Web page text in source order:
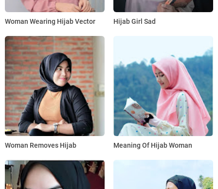
Woman Wearing Hijab Vector Hijab Girl Sad
Woman Removes Hijab Meaning Of Hijab Woman